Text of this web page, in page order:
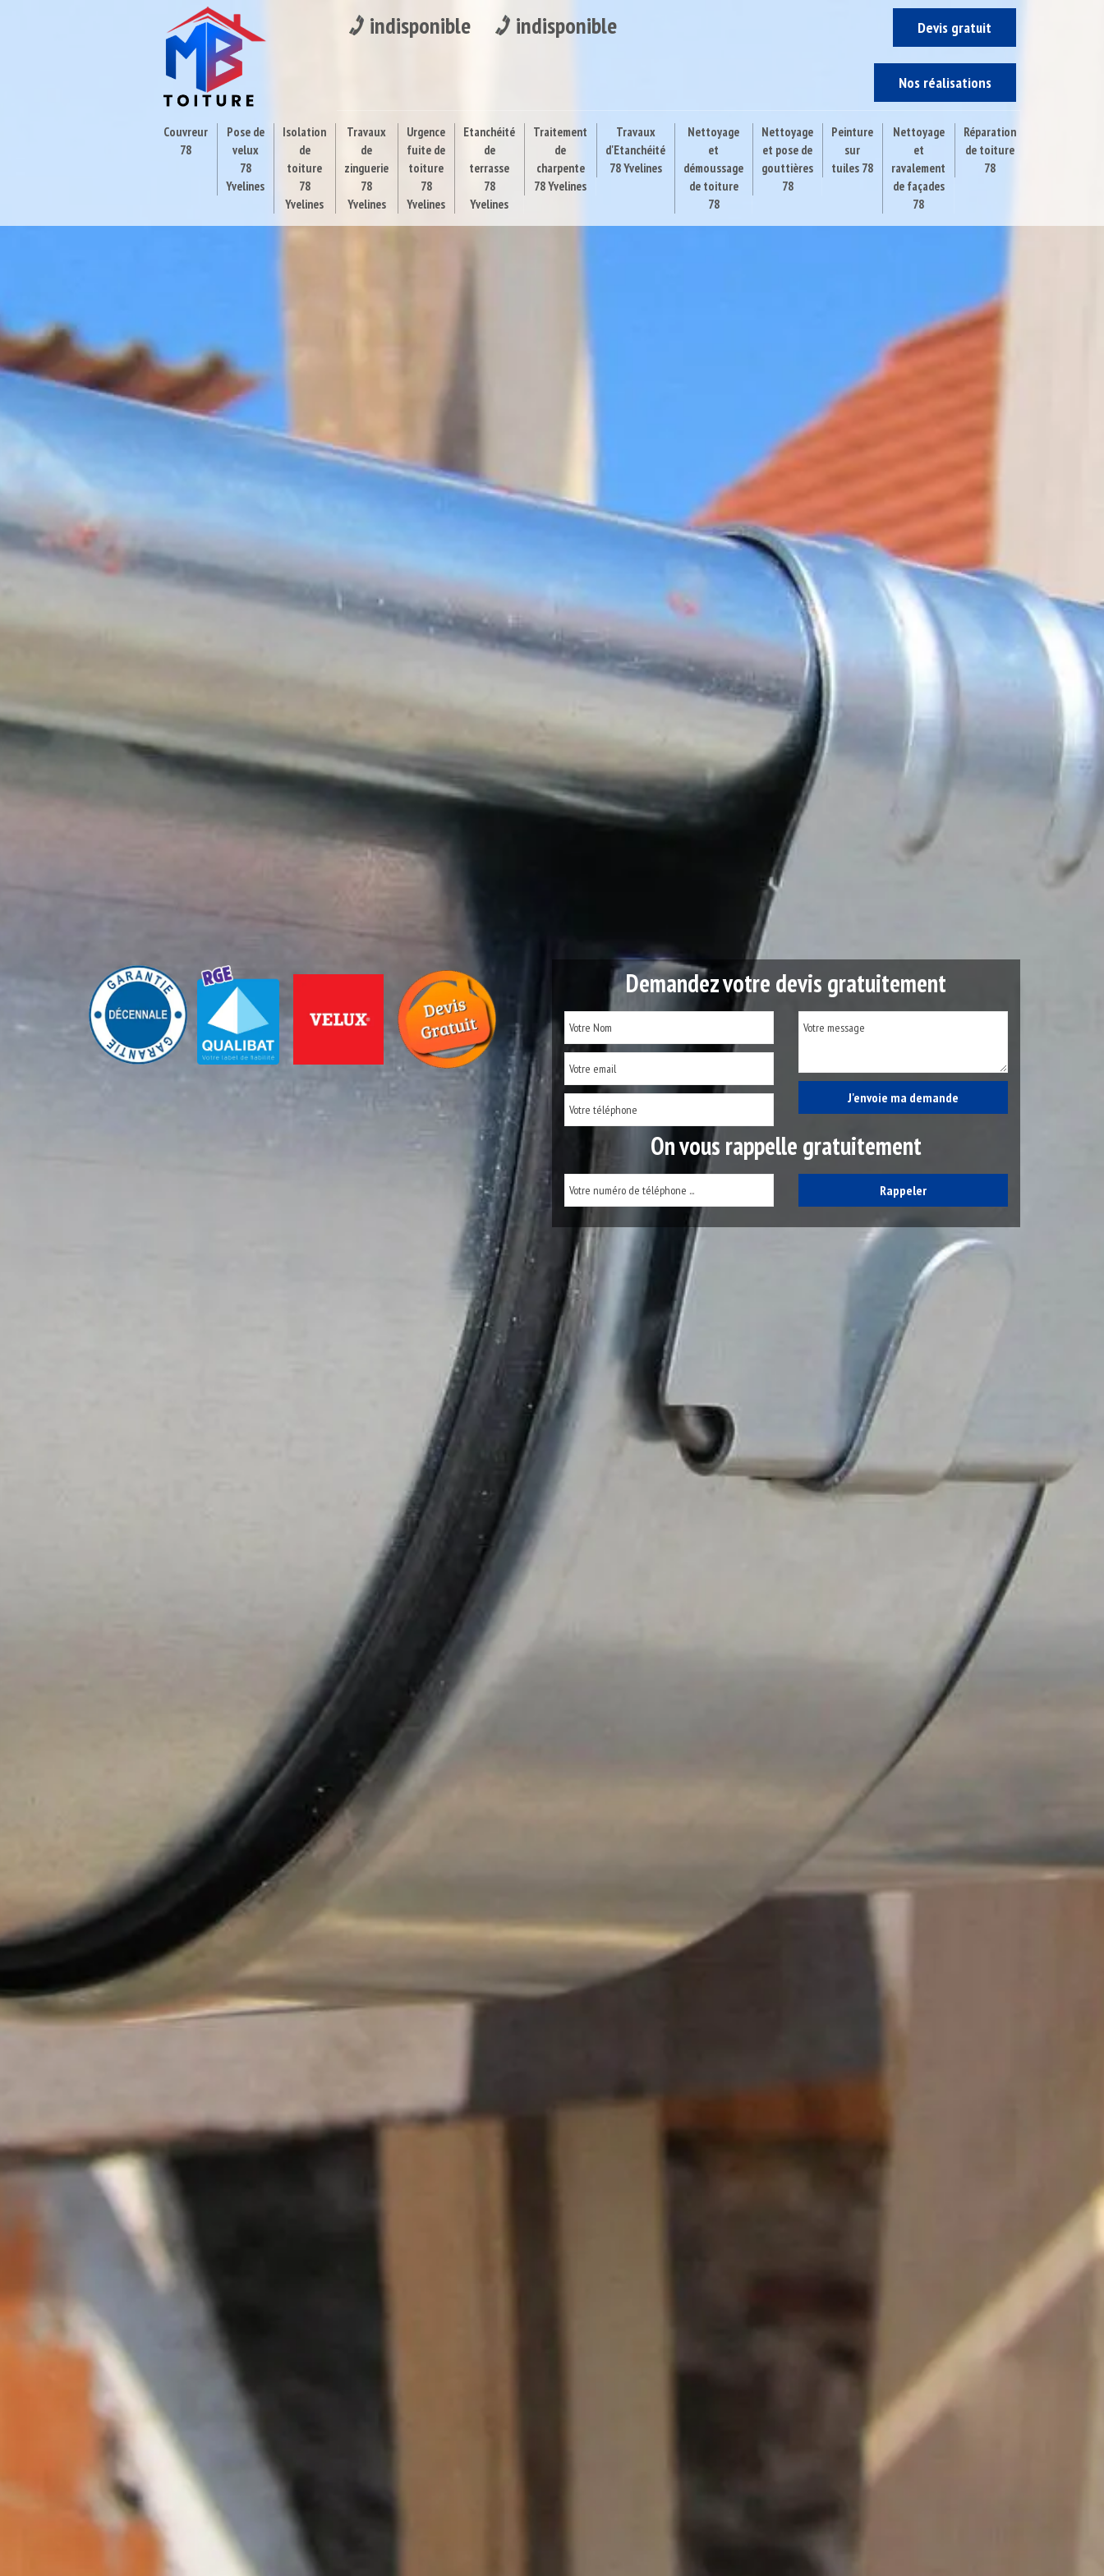
indisponible indisponible Devis gratuit
Nos réalisations
Couvreur
78
Pose de
velux
78
Yvelines
Isolation
de
toiture
78
Yvelines
Travaux
de
zinguerie
78
Yvelines
Urgence
fuite de
toiture
78
Yvelines
Etanchéité
de
terrasse
78
Yvelines
Traitement
de
charpente
78 Yvelines
Travaux
d'Etanchéité
78 Yvelines
Nettoyage
et
démoussage
de toiture
78
Nettoyage
et pose de
gouttières
78
Peinture
sur
tuiles 78
Nettoyage
et
ravalement
de façades
78
Réparation
de toiture
78
Demandez votre devis gratuitement
On vous rappelle gratuitement